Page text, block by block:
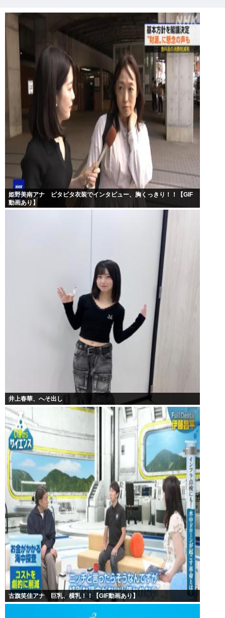
姫野美南アナ ピタピタ衣装でインタビュー、胸くっきり！！【GIF
動画あり】
井上春華、へそ出し
古旗笑佳アナ 巨乳、横乳！！【GIF動画あり】